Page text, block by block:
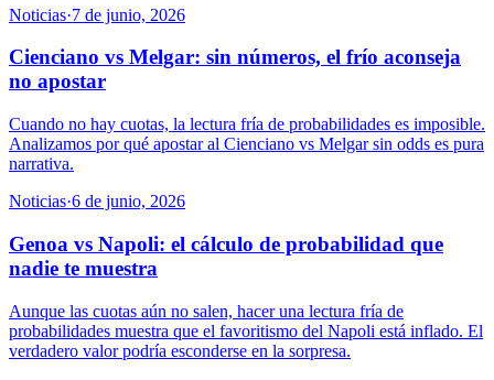
Noticias·7 de junio, 2026
Cienciano vs Melgar: sin números, el frío aconseja
no apostar
Cuando no hay cuotas, la lectura fría de probabilidades es imposible.
Analizamos por qué apostar al Cienciano vs Melgar sin odds es pura
narrativa.
Noticias·6 de junio, 2026
Genoa vs Napoli: el cálculo de probabilidad que
nadie te muestra
Aunque las cuotas aún no salen, hacer una lectura fría de
probabilidades muestra que el favoritismo del Napoli está inflado. El
verdadero valor podría esconderse en la sorpresa.